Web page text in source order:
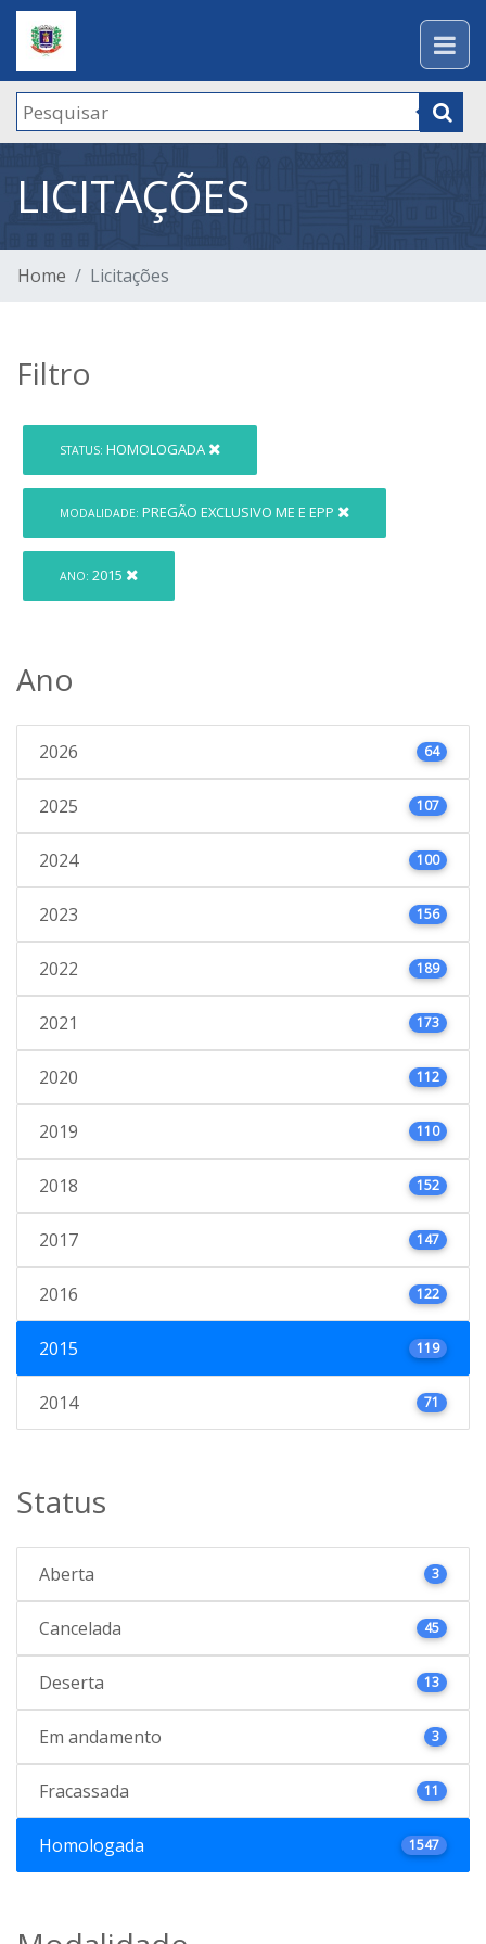
LICITAÇÕES
Home Licitações
Filtro
STATUS: HOMOLOGADA
MODALIDADE: PREGÃO EXCLUSIVO ME E EPP
ANO: 2015
Ano
2026 64
2025 107
2024 100
2023 156
2022 189
2021 173
2020 112
2019 110
2018 152
2017 147
2016 122
2015 119
2014 71
Status
Aberta 3
Cancelada 45
Deserta 13
Em andamento 3
Fracassada 11
Homologada 1547